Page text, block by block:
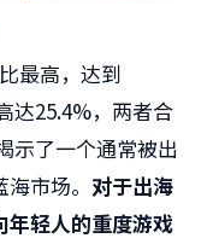
最高，达到
达25.4%，两者合
示了一个通常被出
市场。 对于出海
年轻人的重度游戏